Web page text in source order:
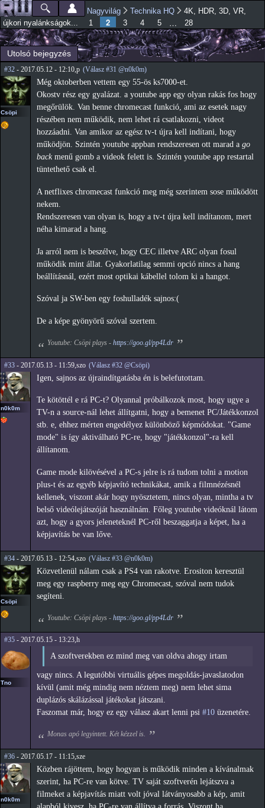
Ugrás a
tartalomra
Főmenü
Jelenlegi hely
Nagyvilág Technika HQ
4K, HDR, 3D, VR,
újkori nyalánkságok...
1 2 3 4 5 … 28
Utolsó bejegyzés
#32 - 2017.05.12 - 12:10,p (Válasz #31 @n0k0m)
Csöpi
Még oktoberben vettem egy 55-ös ks7000-et.
Okostv rész egy gyalázat. a youtube app egy olyan rakás fos hogy
megőrülök. Van benne chromecast funkció, ami az esetek nagy
részében nem működik, nem lehet rá csatlakozni, videot
hozzáadni. Van amikor az egész tv-t újra kell indítani, hogy
működjön. Szintén youtube appban rendszeresen ott marad a go
backmenű gomb a videok felett is. Szintén youtube app restartal
tüntethető csak el.
A netflixes chromecast funkció meg még szerintem sose működött
nekem.
Rendszeresen van olyan is, hogy a tv-t újra kell indítanom, mert
néha kimarad a hang.
Ja arról nem is beszélve, hogy CEC illetve ARC olyan fosul
működik mint állat. Gyakorlatilag semmi opció nincs a hang
beállításnál, ezért most optikai kábellel tolom ki a hangot.
Szóval ja SW-ben egy foshulladék sajnos:(
De a képe gyönyörű szóval szertem.
Youtube: Csöpi plays - https://goo.gl/pp4Ldr
#33 - 2017.05.13 - 11:59,szo (Válasz #32 @Csöpi)
n0k0m
Igen, sajnos az újraindítgatásba én is belefutottam.
Te kötöttél e rá PC-t? Olyannal próbálkozok most, hogy ugye a
TV-n a source-nál lehet állítgatni, hogy a bemenet PC/Játékkonzol
stb. e, ehhez mérten engedélyez különböző képmódokat. "Game
mode" is így aktiválható PC-re, hogy "játékkonzol"-ra kell
állítanom.
Game mode kilövésével a PC-s jelre is rá tudom tolni a motion
plus-t és az egyéb képjavító technikákat, amik a filmnézésnél
kellenek, viszont akár hogy nyösztetem, nincs olyan, mintha a tv
belső videólejátszóját használnám. Főleg youtube videóknál látom
azt, hogy a gyors jeleneteknél PC-ről beszaggatja a képet, ha a
képjavítás be van lőve.
#34 - 2017.05.13 - 12:54,szo (Válasz #33 @n0k0m)
Csöpi
Közvetlenül nálam csak a PS4 van rakotve. Erositon keresztül
meg egy raspberry meg egy Chromecast, szóval nem tudok
segíteni.
Youtube: Csöpi plays - https://goo.gl/pp4Ldr
#35 - 2017.05.15 - 13:23,h
Tno
A szoftverekben ez mind meg van oldva ahogy irtam
vagy nincs. A legutóbbi virtuális gépes megoldás-javaslatodon
kívül (amit még mindig nem néztem meg) nem lehet sima
duplázós skálázással játékokat játszani.
Faszomat már, hogy ez egy válasz akart lenni psi #10 üzenetére.
Monas apó legyintett. Két kézzel is.
#36 - 2017.05.17 - 11:15,sze
n0k0m
Közben rájöttem, hogy hogyan is működik minden a kívánalmak
szerint, ha PC-re van kötve. TV saját szoftverén lejátszva a
filmeket a képjavítás miatt volt jóval látványosabb a kép, amit